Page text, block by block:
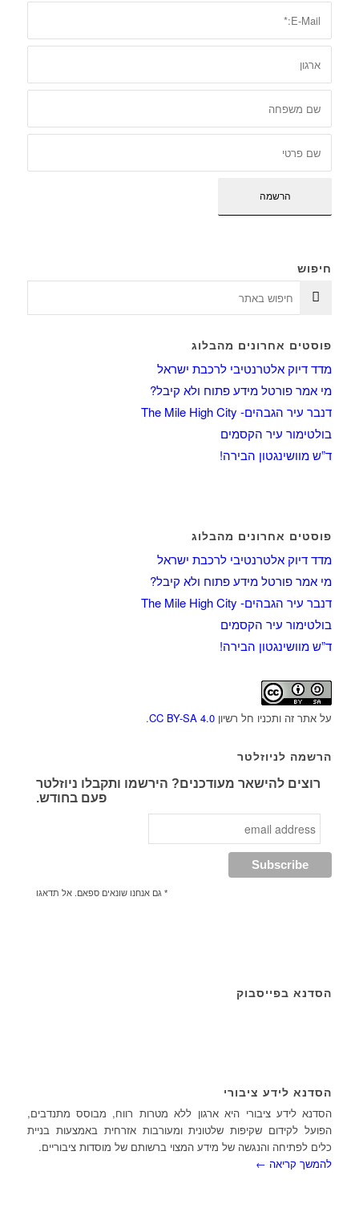
חיפוש
פוסטים אחרונים מהבלוג
מדד דיוק אלטרנטיבי לרכבת ישראל
מי אמר פורטל מידע פתוח ולא קיבל?
דנבר עיר הגבהים- The Mile High City
בולטימור עיר הקסמים
ד”ש מוושינגטון הבירה!
פוסטים אחרונים מהבלוג
מדד דיוק אלטרנטיבי לרכבת ישראל
מי אמר פורטל מידע פתוח ולא קיבל?
דנבר עיר הגבהים- The Mile High City
בולטימור עיר הקסמים
ד”ש מוושינגטון הבירה!
על אתר זה ותכניו חל רשיון CC BY-SA 4.0
.
הרשמה לניוזלטר
רוצים להישאר מעודכנים? הירשמו ותקבלו ניוזלטר
פעם בחודש.
* גם אנחנו שונאים ספאם. אל תדאגו
הסדנא בפייסבוק
הסדנא לידע ציבורי
הסדנא לידע ציבורי היא ארגון ללא מטרות רווח, מבוסס מתנדבים,
הפועל לקידום שקיפות שלטונית ומעורבות אזרחית באמצעות בניית
כלים לפתיחה והנגשה של מידע המצוי ברשותם של מוסדות ציבוריים.
להמשך קריאה ←